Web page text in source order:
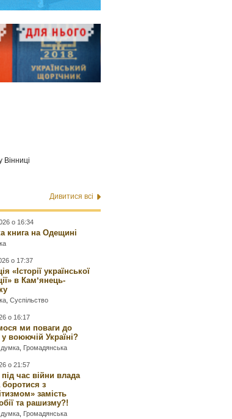
Вінниці
Дивитися всі
о 16:34
книга на Одещині
о 17:37
«Історії української
в Камʼянець-
,Суспільство
о 16:17
ми поваги до
у воюючій Україні?
Громадянська
о 21:57
час війни влада
з
замість
та рашизму?!
Громадянська